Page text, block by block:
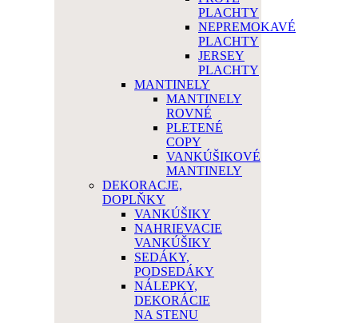
PLACHTY
NEPREMOKAVÉ
PLACHTY
JERSEY
PLACHTY
MANTINELY
MANTINELY
ROVNÉ
PLETENÉ
COPY
VANKÚŠIKOVÉ
MANTINELY
DEKORACJE,
DOPLŇKY
VANKÚŠIKY
NAHRIEVACIE
VANKÚŠIKY
SEDÁKY,
PODSEDÁKY
NÁLEPKY,
DEKORÁCIE
NA STENU